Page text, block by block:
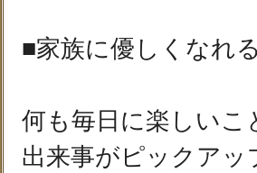
■家族に優しくなれる
何も毎日に楽しい
出来事がピックア